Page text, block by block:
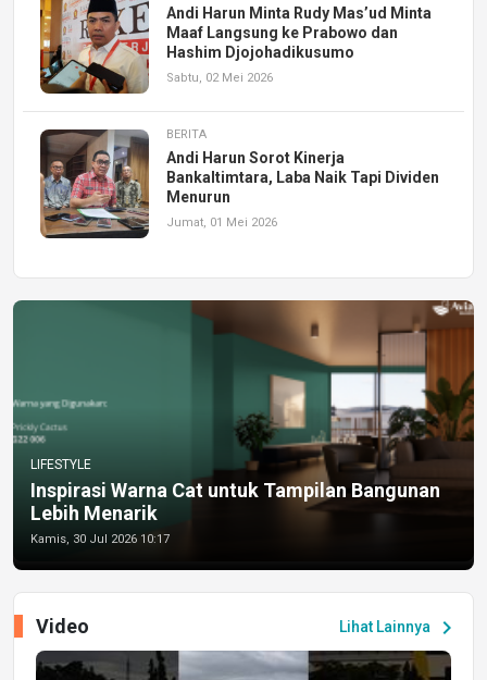
Andi Harun Minta Rudy Mas’ud Minta
Maaf Langsung ke Prabowo dan
Hashim Djojohadikusumo
Sabtu, 02 Mei 2026
BERITA
Andi Harun Sorot Kinerja
Bankaltimtara, Laba Naik Tapi Dividen
Menurun
Jumat, 01 Mei 2026
LIFESTYLE
Inspirasi Warna Cat untuk Tampilan Bangunan
Lebih Menarik
Kamis, 30 Jul 2026 10:17
Lihat Lainnya chevron_right
Video